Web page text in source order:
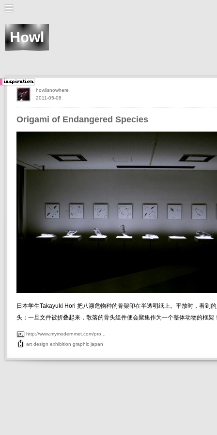
Howl
Origami of Endangered Species
日本学生Takayuki Hori 把八濒危物种的骨架印在半透明纸上。平放时，看到
头；一旦文件被折叠起来，散落的骨头组件便会聚集作为一个整体动物的框架
http://www.mymodernmet.com/pro...
art design exhibition graphic japan
2011-05-08
howlisnowhere